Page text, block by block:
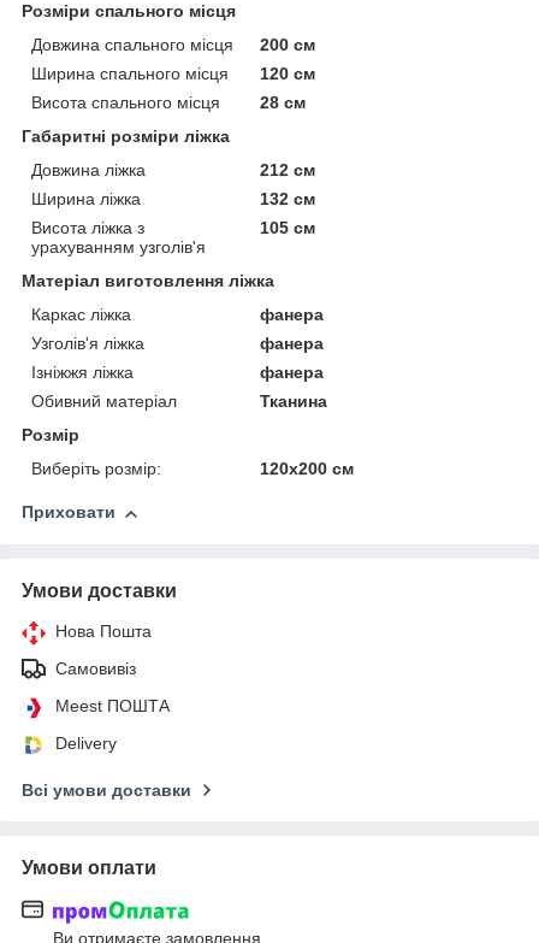
Розміри спального місця
Довжина спального місця
200 см
Ширина спального місця
120 см
Висота спального місця
28 см
Габаритні розміри ліжка
Довжина ліжка
212 см
Ширина ліжка
132 см
Висота ліжка з
урахуванням узголів'я
105 см
Матеріал виготовлення ліжка
Каркас ліжка
фанера
Узголів'я ліжка
фанера
Ізніжжя ліжка
фанера
Обивний матеріал
Тканина
Розмір
Виберіть розмір:
120х200 см
Приховати
Умови доставки
Нова Пошта
Самовивіз
Meest ПОШТА
Delivery
Всі умови доставки
Умови оплати
Ви отримаєте замовлення